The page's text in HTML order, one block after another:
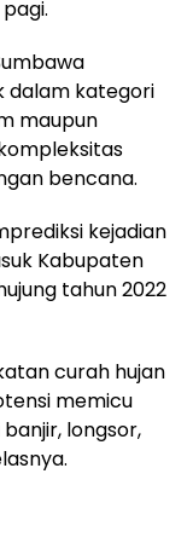
dalam kategori
maupun
bencana.
kejadian
Kabupaten
tahun 2022
curah hujan
memicu
longsor,